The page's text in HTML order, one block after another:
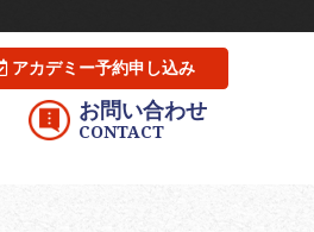
アカデミー予約申し込み
お問い合わせ
CONTACT